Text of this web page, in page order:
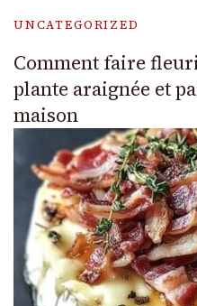
UNCATEGORIZED
Comment faire
plante araignée et
maison